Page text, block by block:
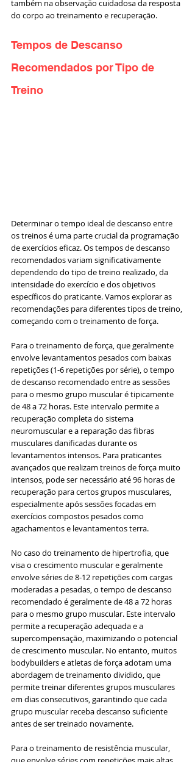
também na observação cuidadosa da resposta
do corpo ao treinamento e recuperação.
Tempos de Descanso
Recomendados por Tipo de
Treino
Determinar o tempo ideal de descanso entre
os treinos é uma parte crucial da programação
de exercícios eficaz. Os tempos de descanso
recomendados variam significativamente
dependendo do tipo de treino realizado, da
intensidade do exercício e dos objetivos
específicos do praticante. Vamos explorar as
recomendações para diferentes tipos de treino,
começando com o treinamento de força.
Para o treinamento de força, que geralmente
envolve levantamentos pesados com baixas
repetições (1-6 repetições por série), o tempo
de descanso recomendado entre as sessões
para o mesmo grupo muscular é tipicamente
de 48 a 72 horas. Este intervalo permite a
recuperação completa do sistema
neuromuscular e a reparação das fibras
musculares danificadas durante os
levantamentos intensos. Para praticantes
avançados que realizam treinos de força muito
intensos, pode ser necessário até 96 horas de
recuperação para certos grupos musculares,
especialmente após sessões focadas em
exercícios compostos pesados como
agachamentos e levantamentos terra.
No caso do treinamento de hipertrofia, que
visa o crescimento muscular e geralmente
envolve séries de 8-12 repetições com cargas
moderadas a pesadas, o tempo de descanso
recomendado é geralmente de 48 a 72 horas
para o mesmo grupo muscular. Este intervalo
permite a recuperação adequada e a
supercompensação, maximizando o potencial
de crescimento muscular. No entanto, muitos
bodybuilders e atletas de força adotam uma
abordagem de treinamento dividido, que
permite treinar diferentes grupos musculares
em dias consecutivos, garantindo que cada
grupo muscular receba descanso suficiente
antes de ser treinado novamente.
Para o treinamento de resistência muscular,